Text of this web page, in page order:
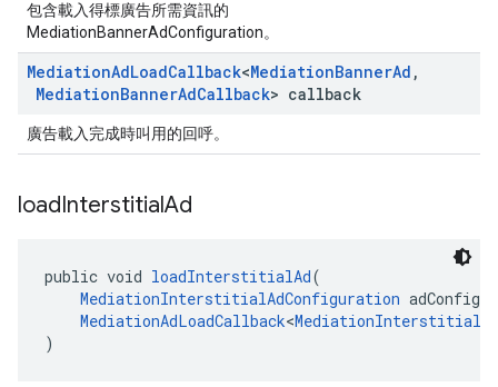
包含載入得標廣告所需資訊的
MediationBannerAdConfiguration。
MediationAdLoadCallback<MediationBannerAd ,
MediationBannerAdCallback> callback
廣告載入完成時叫用的回呼。
loadInterstitialAd
public void loadInterstitialAd(
MediationInterstitialAdConfiguration
MediationAdLoadCallback<MediationInterstitialAd
)